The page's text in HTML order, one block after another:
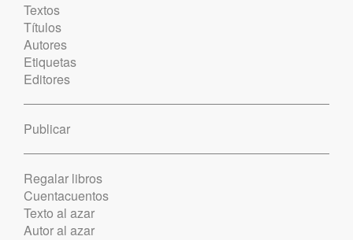
Textos
Títulos
Autores
Etiquetas
Editores
Publicar
Regalar libros
Cuentacuentos
Texto al azar
Autor al azar